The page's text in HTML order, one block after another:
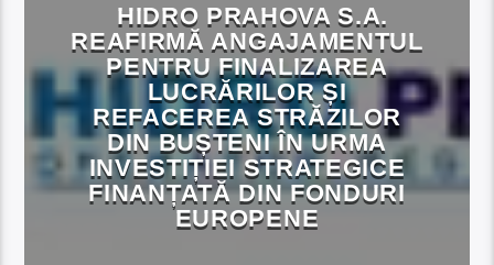
HIDRO PRAHOVA S.A.
REAFIRMĂ ANGAJAMENTUL
PENTRU FINALIZAREA
LUCRĂRILOR ȘI
REFACEREA STRĂZILOR
DIN BUȘTENI ÎN URMA
INVESTIȚIEI STRATEGICE
FINANȚATĂ DIN FONDURI
EUROPENE